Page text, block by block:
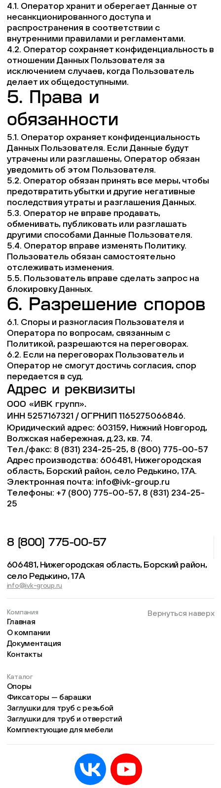
4.1. Оператор хранит и оберегает Данные от
несанкционированного доступа и
распространения в соответствии с
внутренними правилами и регламентами.
4.2. Оператор сохраняет конфиденциальность в
отношении Данных Пользователя за
исключением случаев, когда Пользователь
делает их общедоступными.
5. Права и
обязанности
5.1. Оператор охраняет конфиденциальность
Данных Пользователя. Если Данные будут
утрачены или разглашены, Оператор обязан
уведомить об этом Пользователя.
5.2. Оператор обязан принять все меры, чтобы
предотвратить убытки и другие негативные
последствия утраты и разглашения Данных.
5.3. Оператор не вправе продавать,
обменивать, публиковать или разглашать
другими способами Данные Пользователя.
5.4. Оператор вправе изменять Политику.
Пользователь обязан самостоятельно
отслеживать изменения.
5.5. Пользователь вправе сделать запрос на
блокировку Данных.
6. Разрешение споров
6.1. Споры и разногласия Пользователя и
Оператора по вопросам, связанным с
Политикой, разрешаются на переговорах.
6.2. Если на переговорах Пользователь и
Оператор не смогут достичь согласия, спор
передается в суд.
Адрес и реквизиты
ООО «ИВК групп».
ИНН5257167321 / ОГРНИП1165275066846.
Юридический адрес: 603159, Нижний Новгород,
Волжская набережная, д.23, кв. 74.
Тел./факс: 8 (831) 234-25-25, 8 (800) 775-00-57
Адрес производства: 606481, Нижегородская
область, Борский район, село Редькино, 17А.
Электронная почта: info@ivk-group.ru
Телефоны: +7 (800) 775-00-57, 8 (831) 234-25-
25
8 (800) 775-00-57
606481, Нижегородская область, Борский район,
село Редькино, 17А
info@ivk-group.ru
Компания
Главная
О компании
Документация
Контакты
Каталог
Опоры
Фиксаторы — барашки
Заглушки для труб с резьбой
Заглушки для труб и отверстий
Комплектующие для мебели
Вернуться наверх